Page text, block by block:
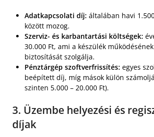
Adatkapcsolati díj: általában havi
között mozog.
Szerviz- és karbantartási költségek:
30.000 Ft, ami a készülék
biztosítását szolgálja.
Pénztárgép szoftverfrissítés: egyes
beépített díj, míg mások külön
szinten 5.000 – 20.000 Ft).
3. Üzembe helyezési és
díjak